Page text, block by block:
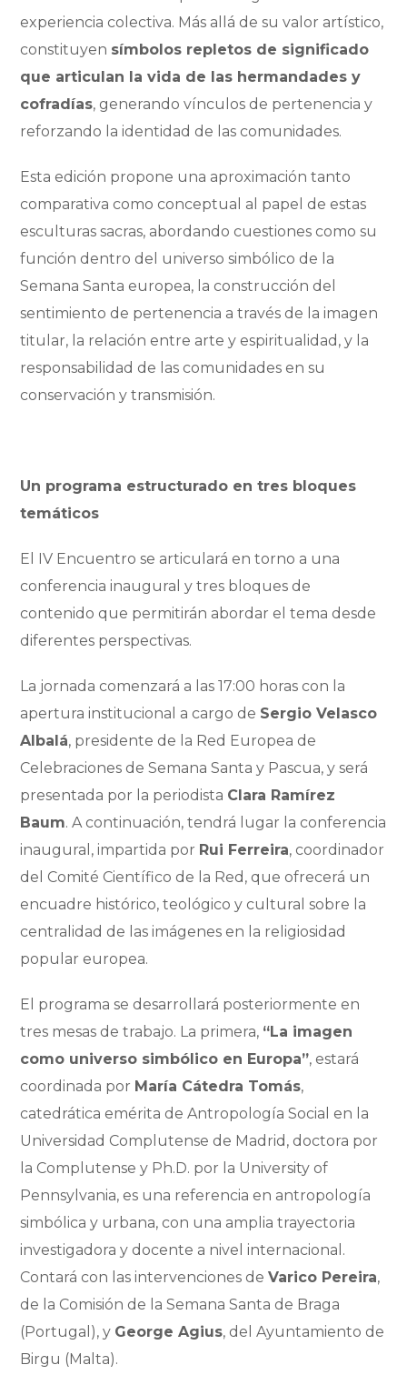
experiencia colectiva. Más allá de su valor artístico,
constituyen símbolos repletos de significado
que articulan la vida de las hermandades y
cofradías, generando vínculos de pertenencia y
reforzando la identidad de las comunidades.
Esta edición propone una aproximación tanto
comparativa como conceptual al papel de estas
esculturas sacras, abordando cuestiones como su
función dentro del universo simbólico de la
Semana Santa europea, la construcción del
sentimiento de pertenencia a través de la imagen
titular, la relación entre arte y espiritualidad, y la
responsabilidad de las comunidades en su
conservación y transmisión.
Un programa estructurado en tres bloques
temáticos
El IV Encuentro se articulará en torno a una
conferencia inaugural y tres bloques de
contenido que permitirán abordar el tema desde
diferentes perspectivas.
La jornada comenzará a las 17:00 horas con la
apertura institucional a cargo de Sergio Velasco
Albalá, presidente de la Red Europea de
Celebraciones de Semana Santa y Pascua, y será
presentada por la periodista Clara Ramírez
Baum. A continuación, tendrá lugar la conferencia
inaugural, impartida por Rui Ferreira, coordinador
del Comité Científico de la Red, que ofrecerá un
encuadre histórico, teológico y cultural sobre la
centralidad de las imágenes en la religiosidad
popular europea.
El programa se desarrollará posteriormente en
tres mesas de trabajo. La primera, “La imagen
como universo simbólico en Europa”, estará
coordinada por María Cátedra Tomás,
catedrática emérita de Antropología Social en la
Universidad Complutense de Madrid, doctora por
la Complutense y Ph.D. por la University of
Pennsylvania, es una referencia en antropología
simbólica y urbana, con una amplia trayectoria
investigadora y docente a nivel internacional.
Contará con las intervenciones deVarico Pereira,
de la Comisión de la Semana Santa de Braga
(Portugal), y George Agius, del Ayuntamiento de
Birgu (Malta).